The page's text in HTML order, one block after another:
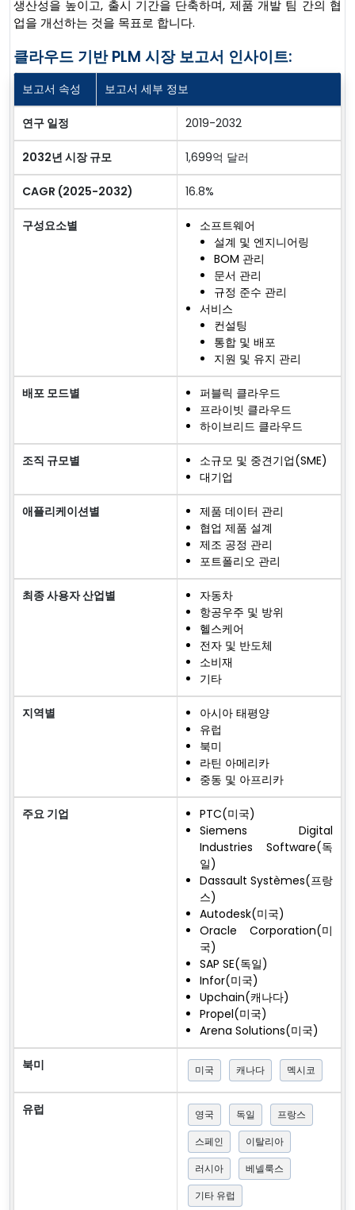
생산성을 높이고, 출시 기간을 단축하며, 제품 개발 팀 간의 협
업을 개선하는 것을 목표로 합니다.
클라우드 기반 PLM 시장 보고서 인사이트:
보고서 속성 보고서 세부 정보
연구 일정 2019-2032
2032년 시장 규모 1,699억 달러
CAGR (2025-2032) 16.8%
구성요소별
소프트웨어
설계 및 엔지니어링
BOM 관리
문서 관리
규정 준수 관리
서비스
컨설팅
통합 및 배포
지원 및 유지 관리
배포 모드별
퍼블릭 클라우드
프라이빗 클라우드
하이브리드 클라우드
조직 규모별
소규모 및 중견기업(SME)
대기업
애플리케이션별
제품 데이터 관리
협업 제품 설계
제조 공정 관리
포트폴리오 관리
최종 사용자 산업별
자동차
항공우주 및 방위
헬스케어
전자 및 반도체
소비재
기타
지역별
아시아 태평양
유럽
북미
라틴 아메리카
중동 및 아프리카
주요 기업
PTC(미국)
Siemens Digital
Industries Software(독
일)
Dassault Systèmes(프랑
스)
Autodesk(미국)
Oracle Corporation(미
국)
SAP SE(독일)
Infor(미국)
Upchain(캐나다)
Propel(미국)
Arena Solutions(미국)
북미 미국 캐나다 멕시코
유럽 영국 독일
프랑스
스페인
이탈리아
러시아
베넬룩스
기타 유럽